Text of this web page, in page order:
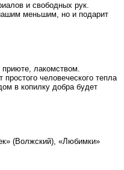
и свободных рук.
меньшим, но и подарит
лакомством.
человеческого тепла
в копилку добра будет
(Волжский), «Любимки»